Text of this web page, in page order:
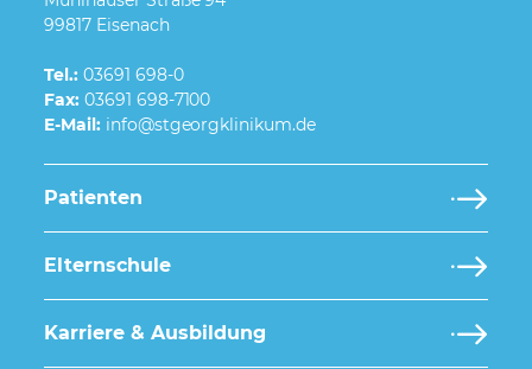
99817 Eisenach
Tel.: 03691 698-0
Fax: 03691 698-7100
E-Mail:
Patienten
Elternschule
Karriere & Ausbildung